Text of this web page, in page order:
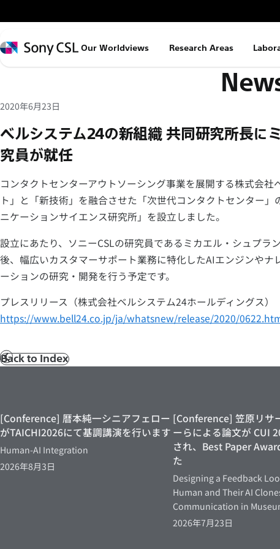
イ
ン
コ
ン
へ
ス
ッ
プ
Sony
Our Worldviews Research Areas
2020年6月23日
ベルシステム24の新組織 共同研究所長に
究員が就任
コンタクトセンターアウトソーシング事業を展開する株式会
ト」と「新技術」を融合させた「次世代コンタクトセンター
ニケーションサイエンス研究所」を設立しました。
設立にあたり、ソニーCSLの研究員であるミカエル・シュプラ
後、幅広いカスタマーサポート業務に特化したAIエンジンやナ
ーションの研究・開発を行う予定です。
プレスリリース（株式会社ベルシステム24ホールディングス）
https://www.bell24.co.jp/ja/whatsnew/release/2020/
前
Back to Index
[Conference] 暦本純一シニアフェロー
がTAICHI2026にて基調講演を行います
Human-AI Integration
2026年8月3日
[Conference] 笠原リサ
ーらによる論文が CUI
され、Best Paper
た
Designing a Feedback
Human and Their AI
Communication in
2026年7月23日